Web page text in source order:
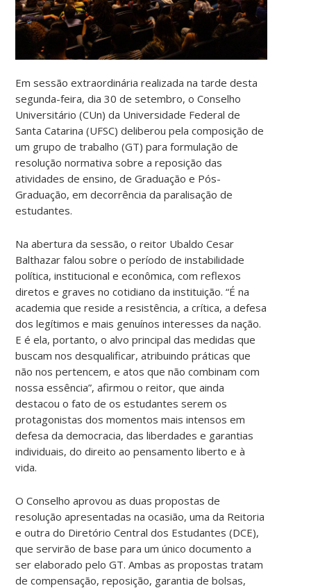
Em sessão extraordinária realizada na tarde desta
segunda-feira, dia 30 de setembro, o Conselho
Universitário (CUn) da Universidade Federal de
Santa Catarina (UFSC) deliberou pela composição de
um grupo de trabalho (GT) para formulação de
resolução normativa sobre a reposição das
atividades de ensino, de Graduação e Pós-
Graduação, em decorrência da paralisação de
estudantes.
Na abertura da sessão, o reitor Ubaldo Cesar
Balthazar falou sobre o período de instabilidade
política, institucional e econômica, com reflexos
diretos e graves no cotidiano da instituição. “É na
academia que reside a resistência, a crítica, a defesa
dos legítimos e mais genuínos interesses da nação.
E é ela, portanto, o alvo principal das medidas que
buscam nos desqualificar, atribuindo práticas que
não nos pertencem, e atos que não combinam com
nossa essência”, afirmou o reitor, que ainda
destacou o fato de os estudantes serem os
protagonistas dos momentos mais intensos em
defesa da democracia, das liberdades e garantias
individuais, do direito ao pensamento liberto e à
vida.
O Conselho aprovou as duas propostas de
resolução apresentadas na ocasião, uma da Reitoria
e outra do Diretório Central dos Estudantes (DCE),
que servirão de base para um único documento a
ser elaborado pelo GT. Ambas as propostas tratam
de compensação, reposição, garantia de bolsas,